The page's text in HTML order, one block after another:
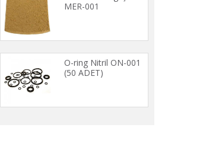
MER-001
O-ring Nitril ON-001
(50 ADET)